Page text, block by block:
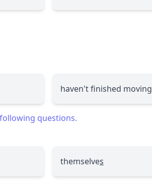
haven't finished moving
questions.
themselves